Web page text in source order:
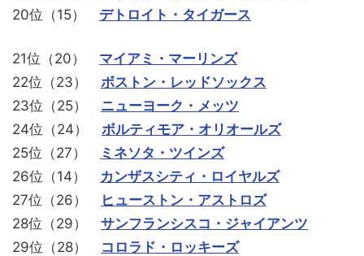
20位（15） デトロイト・タイガース
21位（20） マイアミ・マーリンズ
22位（23） ボストン・レッドソックス
23位（25） ニューヨーク・メッツ
24位（24） ボルティモア・オリオールズ
25位（27）
ミネソタ・ツインズ
26位（14） カンザスシティ・ロイヤルズ
27位（26）
ヒューストン・アストロズ
28位（29） サンフランシスコ・ジャイアンツ
29位（28） コロラド・ロッキーズ